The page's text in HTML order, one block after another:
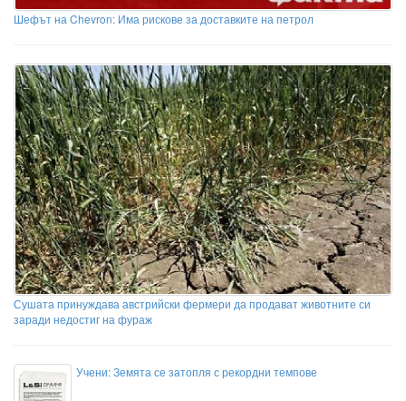
Шефът на Chevron: Има рискове за доставките на петрол
Сушата принуждава австрийски фермери да продават животните си
заради недостиг на фураж
Учени: Земята се затопля с рекордни темпове